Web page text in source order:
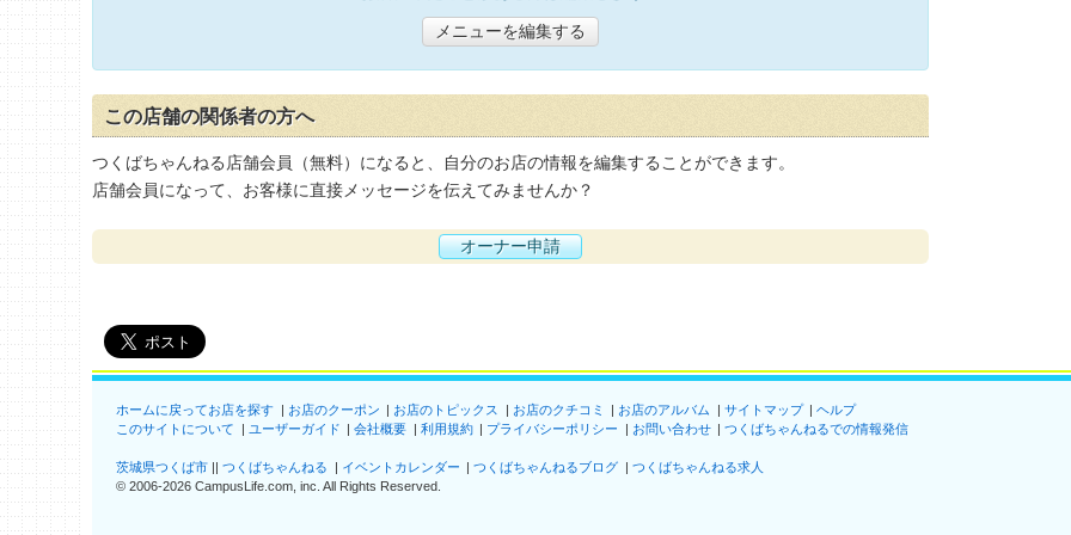
メニューを編集する
この店舗の関係者の方へ
つくばちゃんねる店舗会員（無料）になると、自分のお店の情報を編集することができます。
店舗会員になって、お客様に直接メッセージを伝えてみませんか？
オーナー申請
ホームに戻ってお店を探す お店のクーポン お店のトピックス お店のクチコミ お店のアルバム サイトマップ
ヘルプ
このサイトについて
ユーザーガイド 会社概要 利用規約 プライバシーポリシー お問い合わせ つくばちゃんねるでの情報発信
茨城県つくば市 つくばちゃんねる イベントカレンダー つくばちゃんねるブログ
つくばちゃんねる求人
© 2006-2026 CampusLife.com, inc. All Rights Reserved